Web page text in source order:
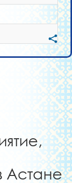
Астане